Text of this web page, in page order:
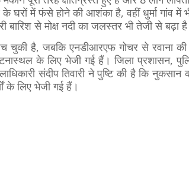
घरों में फंसे होने की आशंका है, वहीं धुर्मा गांव में
बारिश से मोक्ष नदी का जलस्तर भी तेजी से बढ़ा
चुकी है, जबकि एनडीआरएफ गोचर से रवाना
के लिए भेजी गई हैं। जिला प्रशासन,
संदीप तिवारी ने पुष्टि की है कि
के लिए भेजी गई हैं।